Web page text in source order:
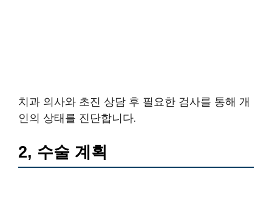
치과 의사와 초진 상담 후 필요한 검사를 통해 개
인의 상태를 진단합니다.
2, 수술 계획